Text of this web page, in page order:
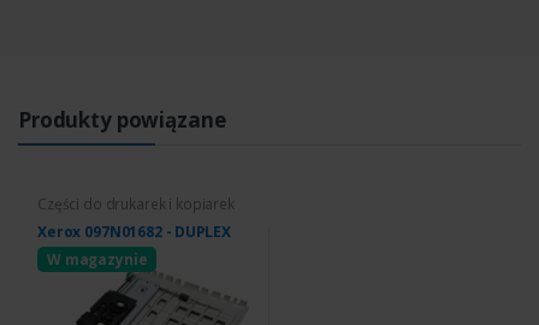
Produkty powiązane
Części do drukarek i kopiarek
Xerox 097N01682 - DUPLEX
W magazynie